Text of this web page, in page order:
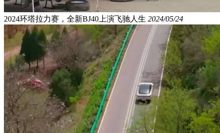
2024环塔拉力赛，全新BJ40上演飞驰人生 2024/05/24